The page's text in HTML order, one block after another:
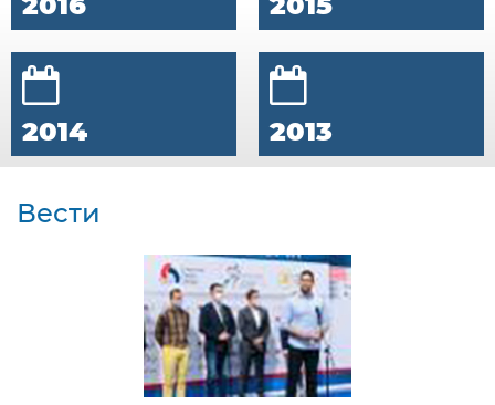
2014 2013
Вести